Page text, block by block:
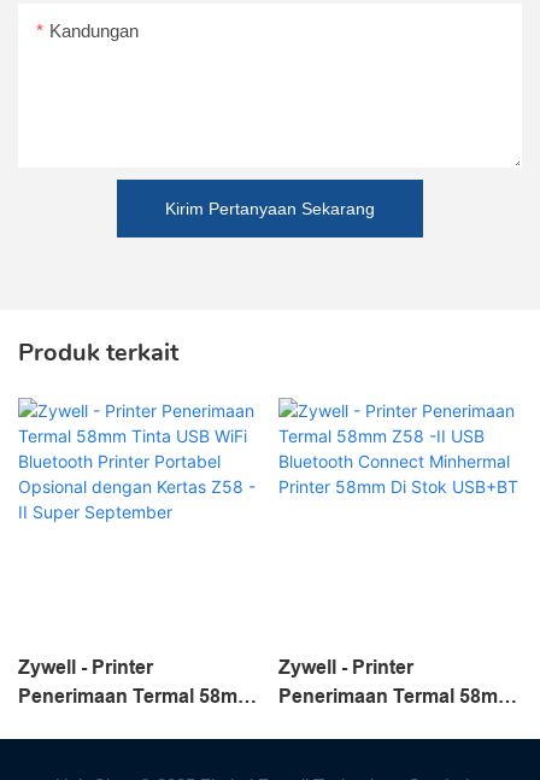
Kandungan
Kirim Pertanyaan Sekarang
Produk terkait
Zywell - Printer
Penerimaan Termal 58mm
Zywell - Printer
Penerimaan Termal 58mm